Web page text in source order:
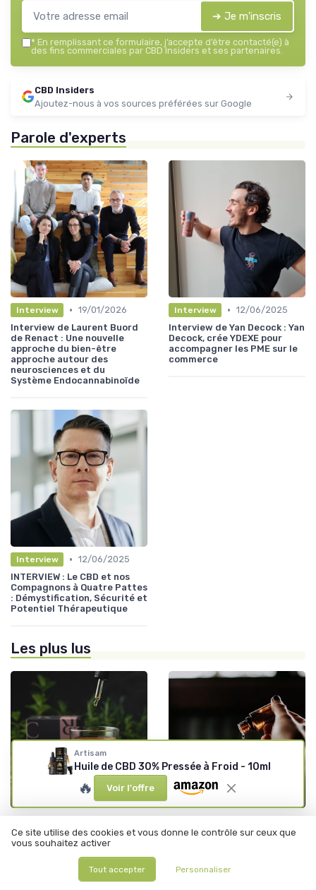
➔ Je m'inscris
* En remplissant ce formulaire, j’accepte d’être contacté(e) à
des fins commerciales par CBD Insiders et ses partenaires.
CBD Insiders
Ajoutez-nous à vos sources préférées sur Google
Parole d'experts
Interview • 19/01/2026
Interview de Laurent Buord
de Renact : Une nouvelle
approche du bien-être
approche autour des
neurosciences et du
Système Endocannabinoïde
Interview • 12/06/2025
Interview de Yan Decock : Yan
Decock, crée YDEXE pour
accompagner les PME sur le
commerce
Interview • 12/06/2025
INTERVIEW : Le CBD et nos
Compagnons à Quatre Pattes
: Démystification, Sécurité et
Potentiel Thérapeutique
Les plus lus
•
Les graines de CBD : légales
en France et prêtes à
•
Hhc test salivaire forum :
Artisam
Huile de CBD 30% Pressée à Froid - 10ml
🔥 Voir l'offre
Ce site utilise des cookies et vous donne le contrôle sur ceux que
vous souhaitez activer
Tout accepter Personnaliser